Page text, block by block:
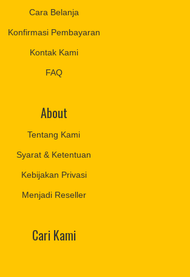
Cara Belanja
Konfirmasi Pembayaran
Kontak Kami
FAQ
About
Tentang Kami
Syarat & Ketentuan
Kebijakan Privasi
Menjadi Reseller
Cari Kami